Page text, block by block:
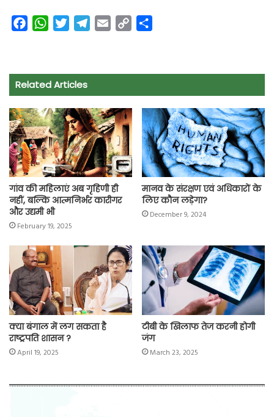
e
b
o
k
W
t
s
p
p
t
t
r
e
a
m
i
y
n
k
r
Related Articles
गांव की महिलाएं अब गृहिणी ही
नहीं, बल्कि आत्मनिर्भर कारीगर
और उद्यमी भी
February 19, 2025
मानव के संरक्षण एवं अधिकारों के
लिए कौन लड़ेगा?
December 9, 2024
क्या बंगाल में लग सकता है
राष्ट्रपति शासन ?
April 19, 2025
टीबी के खिलाफ तेज करनी होगी
जंग
March 23, 2025